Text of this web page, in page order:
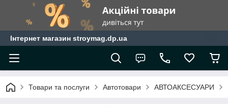
Інтернет магазин stroymag.dp.ua
Товари та послуги Автотовари АВТОАКСЕСУАРИ